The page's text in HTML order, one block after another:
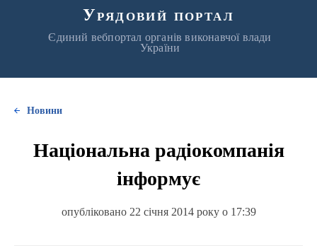
Урядовий портал
Єдиний вебпортал органів виконавчої влади
України
Новини
Національна радіокомпанія
інформує
опубліковано 22 січня 2014 року о 17:39